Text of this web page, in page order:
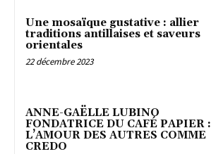
Une mosaïque gustative : allier
traditions antillaises et saveurs
orientales
22 décembre 2023
ANNE-GAËLLE LUBINO
FONDATRICE DU CAFÉ PAPIER :
L’AMOUR DES AUTRES COMME
CREDO